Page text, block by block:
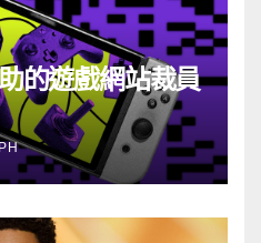
的遊戲網站裁員